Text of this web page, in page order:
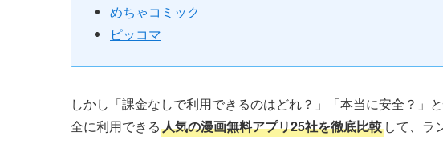
めちゃコミック
ピッコマ
しかし「課金なしで利用できるのはどれ？」「本当に安全？」
全に利用できる人気の漫画無料アプリ25社を徹底比較 して、ラ